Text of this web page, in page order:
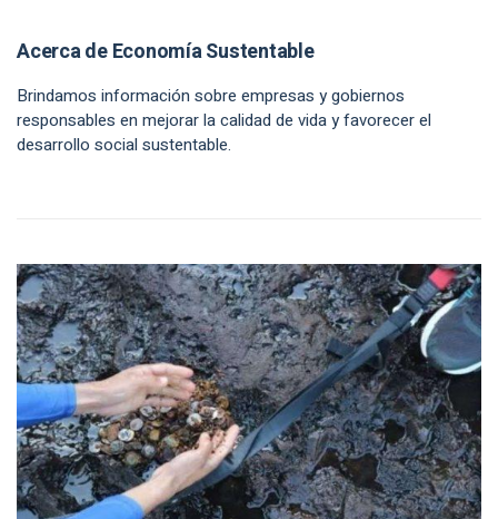
Acerca de Economía Sustentable
Brindamos información sobre empresas y gobiernos
responsables en mejorar la calidad de vida y favorecer el
desarrollo social sustentable.